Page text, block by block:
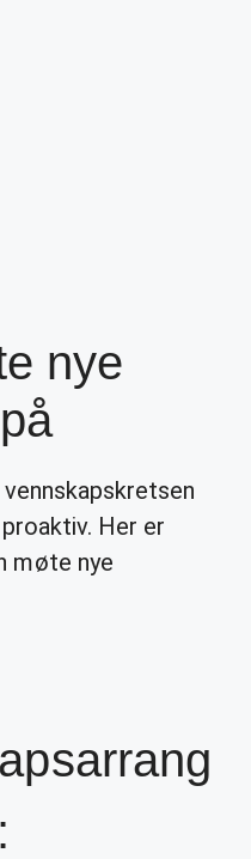
nye
Her er
møte nye